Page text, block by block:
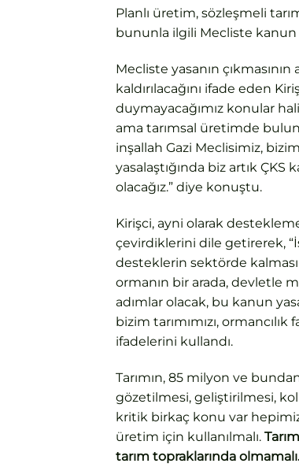
Planlı üretim, sözleşmeli
bununla ilgili Mecliste
Mecliste yasanın
kaldırılacağını ifade eden
duymayacağımız konular
ama tarımsal üretimde
inşallah Gazi Meclisimiz,
yasalaştığında biz artık ÇKS
olacağız.” diye konuştu.
Kirişci, ayni olarak
çevirdiklerini dile getirerek,
desteklerin sektörde
ormanın bir arada, devletle
adımlar olacak, bu kanun
bizim tarımımızı,
ifadelerini kullandı.
Tarımın, 85 milyon ve
gözetilmesi, geliştirilmesi,
kritik birkaç konu var
üretim için kullanılmalı.
tarım topraklarında